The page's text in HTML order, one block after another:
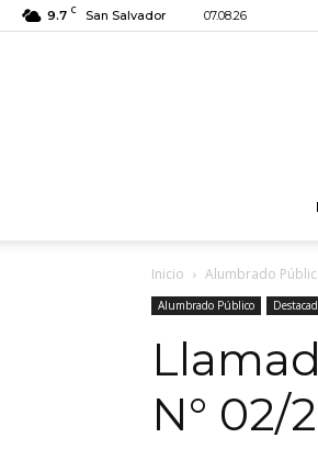
9.7 C San Salvador 07.08.26
Inicio Alumbrado
Alumbrado Público
N° 02/